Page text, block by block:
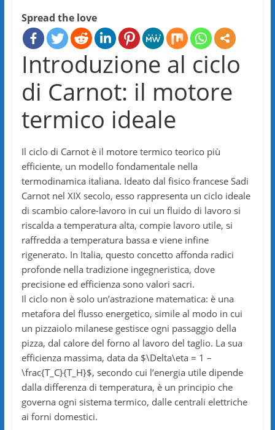
Spread the love
Introduzione al ciclo
di Carnot: il motore
termico ideale
Il ciclo di Carnot è il motore termico teorico più
efficiente, un modello fondamentale nella
termodinamica italiana. Ideato dal fisico francese Sadi
Carnot nel XIX secolo, esso rappresenta un ciclo ideale
di scambio calore-lavoro in cui un fluido di lavoro si
riscalda a temperatura alta, compie lavoro utile, si
raffredda a temperatura bassa e viene infine
rigenerato. In Italia, questo concetto affonda radici
profonde nella tradizione ingegneristica, dove
precisione ed efficienza sono valori sacri.
Il ciclo non è solo un’astrazione matematica: è una
metafora del flusso energetico, simile al modo in cui
un pizzaiolo milanese gestisce ogni passaggio della
pizza, dal calore del forno al lavoro del taglio. La sua
efficienza massima, data da $\Delta\eta = 1 –
\frac{T_C}{T_H}$, secondo cui l’energia utile dipende
dalla differenza di temperatura, è un principio che
governa ogni sistema termico, dalle centrali elettriche
ai forni domestici.